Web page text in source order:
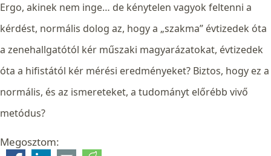
Ergo, akinek nem inge… de kénytelen vagyok feltenni a
kérdést, normális dolog az, hogy a „szakma” évtizedek óta
a zenehallgatótól kér műszaki magyarázatokat, évtizedek
óta a hifistától kér mérési eredményeket? Biztos, hogy ez a
normális, és az ismereteket, a tudományt előrébb vivő
metódus?
Megosztom: